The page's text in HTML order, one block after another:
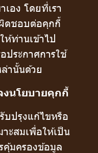
อง โดยที่เรา
ดชอบต่อคุกกี้
ห้ท่านเข้าไป
ประกาศการใช้
านั้นด้วย
งนโยบายคุกกี้
บปรุงแก้ไขหรือ
ะสมเพื่อให้เป็น
คุ้มครองข้อมูล